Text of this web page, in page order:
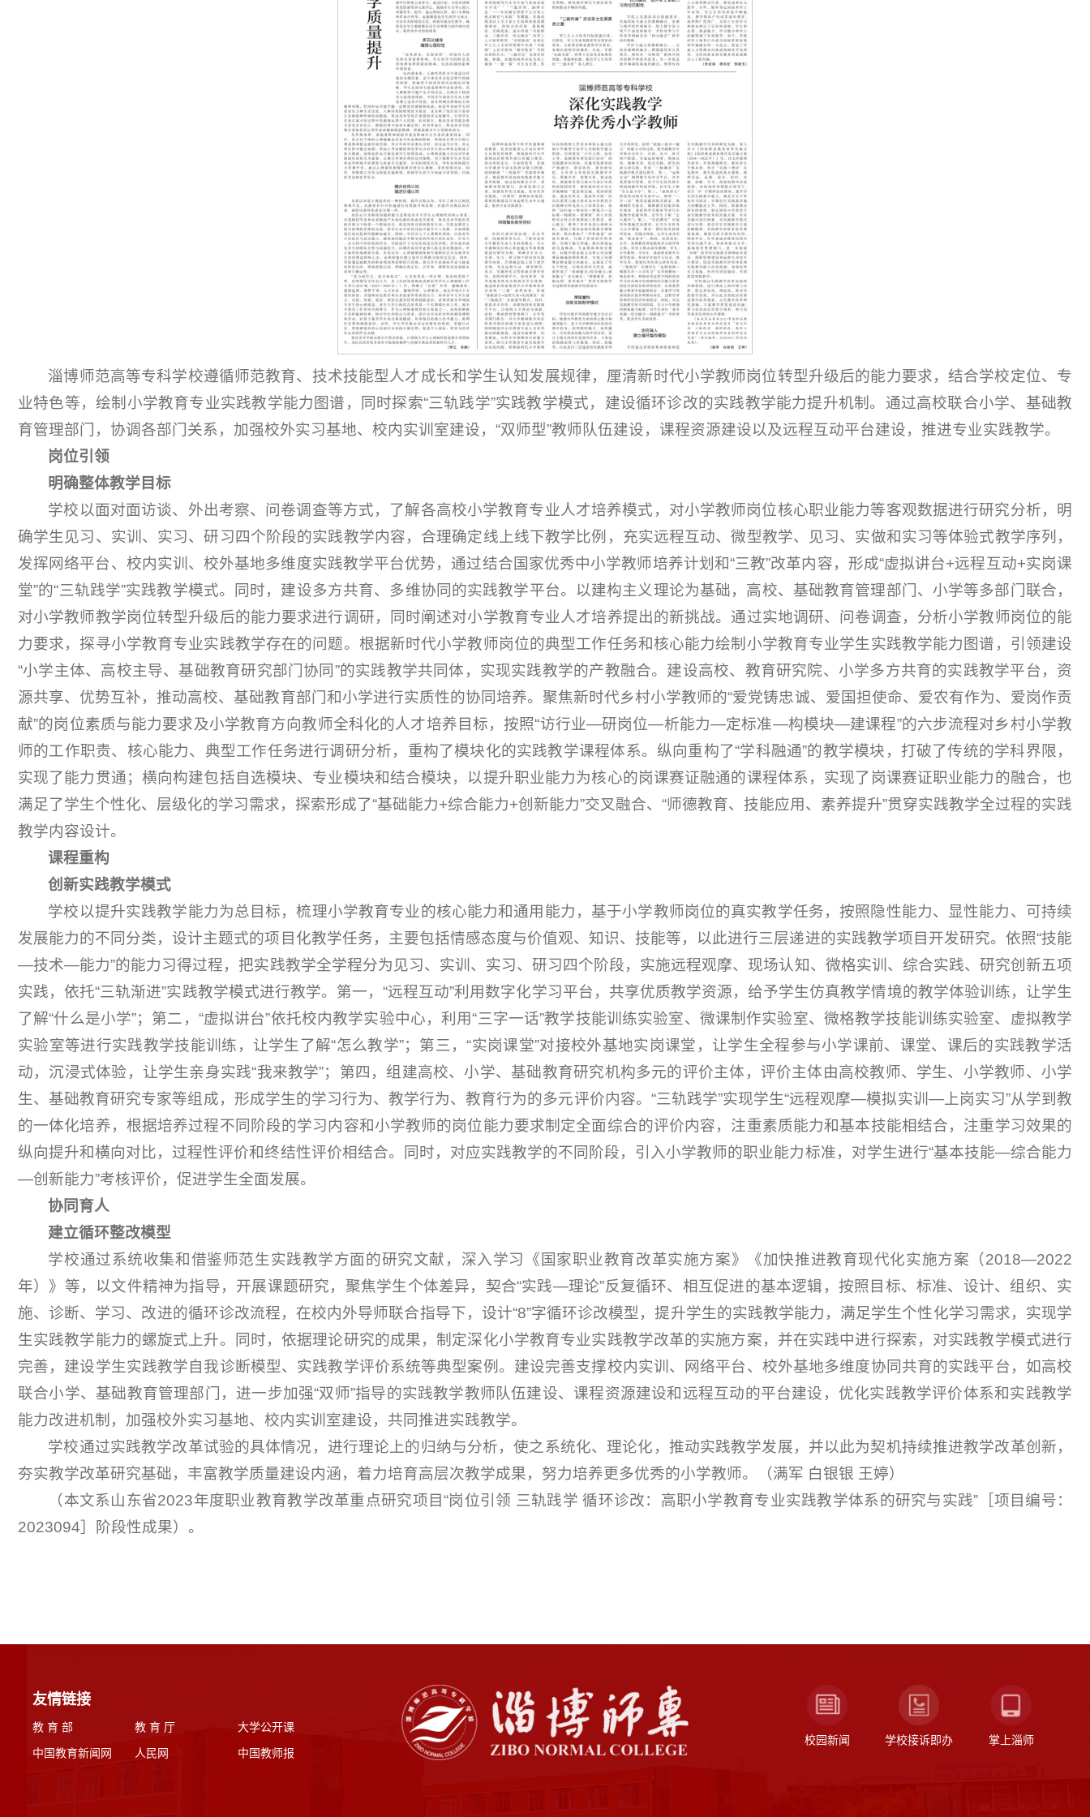
淄博师范高等专科学校遵循师范教育、技术技能型人才成长和学生认知发展规律，厘清新时代小学教师岗位转型升级后的能力要求，结合学校定位、专
业特色等，绘制小学教育专业实践教学能力图谱，同时探索“三轨践学”实践教学模式，建设循环诊改的实践教学能力提升机制。通过高校联合小学、基础教
育管理部门，协调各部门关系，加强校外实习基地、校内实训室建设，“双师型”教师队伍建设，课程资源建设以及远程互动平台建设，推进专业实践教学。
岗位引领
明确整体教学目标
学校以面对面访谈、外出考察、问卷调查等方式，了解各高校小学教育专业人才培养模式，对小学教师岗位核心职业能力等客观数据进行研究分析，明
确学生见习、实训、实习、研习四个阶段的实践教学内容，合理确定线上线下教学比例，充实远程互动、微型教学、见习、实做和实习等体验式教学序列，
发挥网络平台、校内实训、校外基地多维度实践教学平台优势，通过结合国家优秀中小学教师培养计划和“三教”改革内容，形成“虚拟讲台+远程互动+实岗课
堂”的“三轨践学”实践教学模式。同时，建设多方共育、多维协同的实践教学平台。以建构主义理论为基础，高校、基础教育管理部门、小学等多部门联合，
对小学教师教学岗位转型升级后的能力要求进行调研，同时阐述对小学教育专业人才培养提出的新挑战。通过实地调研、问卷调查，分析小学教师岗位的能
力要求，探寻小学教育专业实践教学存在的问题。根据新时代小学教师岗位的典型工作任务和核心能力绘制小学教育专业学生实践教学能力图谱，引领建设
“小学主体、高校主导、基础教育研究部门协同”的实践教学共同体，实现实践教学的产教融合。建设高校、教育研究院、小学多方共育的实践教学平台，资
源共享、优势互补，推动高校、基础教育部门和小学进行实质性的协同培养。聚焦新时代乡村小学教师的“爱党铸忠诚、爱国担使命、爱农有作为、爱岗作贡
献”的岗位素质与能力要求及小学教育方向教师全科化的人才培养目标，按照“访行业—研岗位—析能力—定标准—构模块—建课程”的六步流程对乡村小学教
师的工作职责、核心能力、典型工作任务进行调研分析，重构了模块化的实践教学课程体系。纵向重构了“学科融通”的教学模块，打破了传统的学科界限，
实现了能力贯通；横向构建包括自选模块、专业模块和结合模块，以提升职业能力为核心的岗课赛证融通的课程体系，实现了岗课赛证职业能力的融合，也
满足了学生个性化、层级化的学习需求，探索形成了“基础能力+综合能力+创新能力”交叉融合、“师德教育、技能应用、素养提升”贯穿实践教学全过程的实践
教学内容设计。
课程重构
创新实践教学模式
学校以提升实践教学能力为总目标，梳理小学教育专业的核心能力和通用能力，基于小学教师岗位的真实教学任务，按照隐性能力、显性能力、可持续
发展能力的不同分类，设计主题式的项目化教学任务，主要包括情感态度与价值观、知识、技能等，以此进行三层递进的实践教学项目开发研究。依照“技能
—技术—能力”的能力习得过程，把实践教学全学程分为见习、实训、实习、研习四个阶段，实施远程观摩、现场认知、微格实训、综合实践、研究创新五项
实践，依托“三轨渐进”实践教学模式进行教学。第一，“远程互动”利用数字化学习平台，共享优质教学资源，给予学生仿真教学情境的教学体验训练，让学生
了解“什么是小学”；第二，“虚拟讲台”依托校内教学实验中心，利用“三字一话”教学技能训练实验室、微课制作实验室、微格教学技能训练实验室、虚拟教学
实验室等进行实践教学技能训练，让学生了解“怎么教学”；第三，“实岗课堂”对接校外基地实岗课堂，让学生全程参与小学课前、课堂、课后的实践教学活
动，沉浸式体验，让学生亲身实践“我来教学”；第四，组建高校、小学、基础教育研究机构多元的评价主体，评价主体由高校教师、学生、小学教师、小学
生、基础教育研究专家等组成，形成学生的学习行为、教学行为、教育行为的多元评价内容。“三轨践学”实现学生“远程观摩—模拟实训—上岗实习”从学到教
的一体化培养，根据培养过程不同阶段的学习内容和小学教师的岗位能力要求制定全面综合的评价内容，注重素质能力和基本技能相结合，注重学习效果的
纵向提升和横向对比，过程性评价和终结性评价相结合。同时，对应实践教学的不同阶段，引入小学教师的职业能力标准，对学生进行“基本技能—综合能力
—创新能力”考核评价，促进学生全面发展。
协同育人
建立循环整改模型
学校通过系统收集和借鉴师范生实践教学方面的研究文献，深入学习《国家职业教育改革实施方案》《加快推进教育现代化实施方案（2018—2022
年）》等，以文件精神为指导，开展课题研究，聚焦学生个体差异，契合“实践—理论”反复循环、相互促进的基本逻辑，按照目标、标准、设计、组织、实
施、诊断、学习、改进的循环诊改流程，在校内外导师联合指导下，设计“8”字循环诊改模型，提升学生的实践教学能力，满足学生个性化学习需求，实现学
生实践教学能力的螺旋式上升。同时，依据理论研究的成果，制定深化小学教育专业实践教学改革的实施方案，并在实践中进行探索，对实践教学模式进行
完善，建设学生实践教学自我诊断模型、实践教学评价系统等典型案例。建设完善支撑校内实训、网络平台、校外基地多维度协同共育的实践平台，如高校
联合小学、基础教育管理部门，进一步加强“双师”指导的实践教学教师队伍建设、课程资源建设和远程互动的平台建设，优化实践教学评价体系和实践教学
能力改进机制，加强校外实习基地、校内实训室建设，共同推进实践教学。
学校通过实践教学改革试验的具体情况，进行理论上的归纳与分析，使之系统化、理论化，推动实践教学发展，并以此为契机持续推进教学改革创新，
夯实教学改革研究基础，丰富教学质量建设内涵，着力培育高层次教学成果，努力培养更多优秀的小学教师。（满军 白银银 王婷）
（本文系山东省2023年度职业教育教学改革重点研究项目“岗位引领 三轨践学 循环诊改：高职小学教育专业实践教学体系的研究与实践”［项目编号：
2023094］阶段性成果）。
友情链接
教 育 部 教 育 厅
大学公开课
中国教育新闻网
人民网 中国教师报
掌上淄师
学校接诉即办
校园新闻